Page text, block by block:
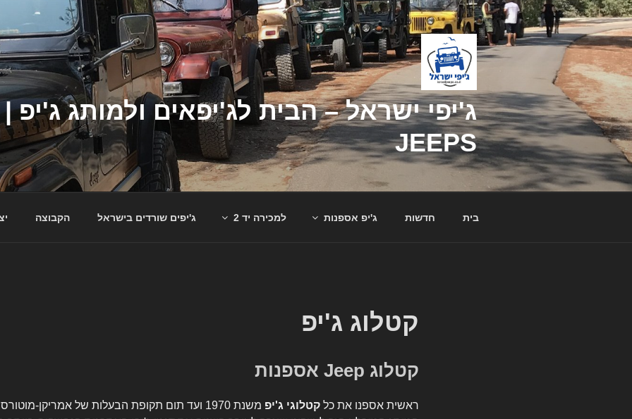
דילוג
לתוכן
JEEPS
בית חדשות ג'יפ אספנות למכירה יד 2 ג'יפים שורדים בישראל הקבוצה
קטלוג ג'יפ
קטלוג Jeep אספנות
ראשית אספנו את כל קטלוגי ג'יפ
משנת 1970 ועד תום תקופת הבעלות של אמריקן-